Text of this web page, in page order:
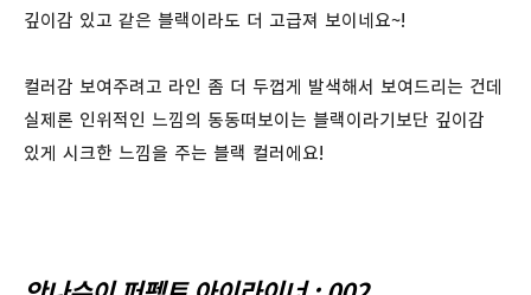
깊이감 있고 같은 블랙이라도 더 고급져 보이네요~!
컬러감 보여주려고 라인 좀 더 두껍게 발색해서 보여드리는 건데
실제론 인위적인 느낌의 동동떠보이는 블랙이라기보단 깊이감
있게 시크한 느낌을 주는 블랙 컬러에요!